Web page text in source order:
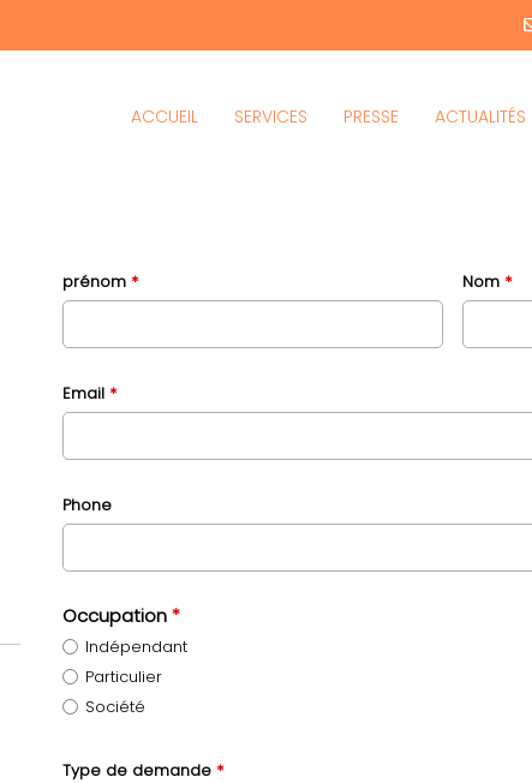
ACCUEIL SERVICES PRESSE ACTUALITÉS
prénom * Nom *
Email *
Phone
Occupation*
Indépendant
Particulier
Société
Type de demande *